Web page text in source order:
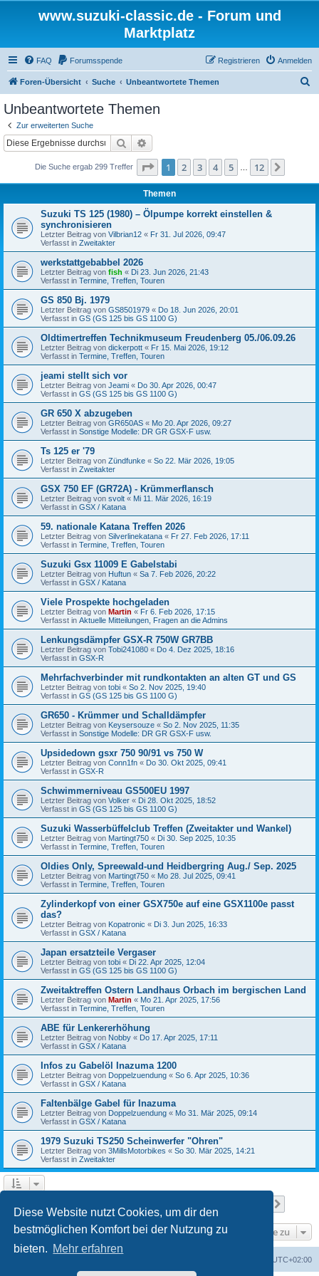
Diese Website nutzt Cookies, um dir den
bestmöglichen Komfort bei der Nutzung zu
bieten. Mehr erfahren
www.suzuki-classic.de - Forum und
Marktplatz
FAQ Forumsspende Anmelden
Registrieren
Foren-Übersicht Suche Unbeantwortete Themen
Unbeantwortete Themen
Zur erweiterten Suche
Suche
Die Suche ergab 299 Treffer Seite 1von 12
1 2 3 4 5 12
Themen
Suzuki TS 125 (1980) – Ölpumpe korrekt einstellen &
synchronisieren
Letzter Beitrag von Vilbrian12 « Fr 31. Jul 2026, 09:47
Verfasst in Zweitakter
werkstattgebabbel 2026
Letzter Beitrag von fish « Di 23. Jun 2026, 21:43
Verfasst in Termine, Treffen, Touren
GS 850 Bj. 1979
Letzter Beitrag von GS8501979 « Do 18. Jun 2026, 20:01
Verfasst in GS (GS 125 bis GS 1100 G)
Oldtimertreffen Technikmuseum Freudenberg 05./06.09.26
Letzter Beitrag von dickerpott « Fr 15. Mai 2026, 19:12
Verfasst in Termine, Treffen, Touren
jeami stellt sich vor
Letzter Beitrag von Jeami « Do 30. Apr 2026, 00:47
Verfasst in GS (GS 125 bis GS 1100 G)
GR 650 X abzugeben
Letzter Beitrag von GR650AS « Mo 20. Apr 2026, 09:27
Verfasst in Sonstige Modelle: DR GR GSX-F usw.
Ts 125 er '79
Letzter Beitrag von Zündfunke « So 22. Mär 2026, 19:05
Verfasst in Zweitakter
GSX 750 EF (GR72A) - Krümmerflansch
Letzter Beitrag von svolt « Mi 11. Mär 2026, 16:19
Verfasst in GSX / Katana
59. nationale Katana Treffen 2026
Letzter Beitrag von Silverlinekatana « Fr 27. Feb 2026, 17:11
Verfasst in Termine, Treffen, Touren
Suzuki Gsx 11009 E Gabelstabi
Letzter Beitrag von Huftun « Sa 7. Feb 2026, 20:22
Verfasst in GSX / Katana
Viele Prospekte hochgeladen
Letzter Beitrag von Martin « Fr 6. Feb 2026, 17:15
Verfasst in Aktuelle Mitteilungen, Fragen an die Admins
Lenkungsdämpfer GSX-R 750W GR7BB
Letzter Beitrag von Tobi241080 « Do 4. Dez 2025, 18:16
Verfasst in GSX-R
Mehrfachverbinder mit rundkontakten an alten GT und GS
Letzter Beitrag von tobi « So 2. Nov 2025, 19:40
Verfasst in GS (GS 125 bis GS 1100 G)
GR650 - Krümmer und Schalldämpfer
Letzter Beitrag von Keysersouze « So 2. Nov 2025, 11:35
Verfasst in Sonstige Modelle: DR GR GSX-F usw.
Upsidedown gsxr 750 90/91 vs 750 W
Letzter Beitrag von Conn1fn « Do 30. Okt 2025, 09:41
Verfasst in GSX-R
Schwimmerniveau GS500EU 1997
Letzter Beitrag von Volker « Di 28. Okt 2025, 18:52
Verfasst in GS (GS 125 bis GS 1100 G)
Suzuki Wasserbüffelclub Treffen (Zweitakter und Wankel)
Letzter Beitrag von Martingt750 « Di 30. Sep 2025, 10:35
Verfasst in Termine, Treffen, Touren
Oldies Only, Spreewald-und Heidbergring Aug./ Sep. 2025
Letzter Beitrag von Martingt750 « Mo 28. Jul 2025, 09:41
Verfasst in Termine, Treffen, Touren
Zylinderkopf von einer GSX750e auf eine GSX1100e passt
das?
Letzter Beitrag von Kopatronic « Di 3. Jun 2025, 16:33
Verfasst in GSX / Katana
Japan ersatzteile Vergaser
Letzter Beitrag von tobi « Di 22. Apr 2025, 12:04
Verfasst in GS (GS 125 bis GS 1100 G)
Zweitaktreffen Ostern Landhaus Orbach im bergischen Land
Letzter Beitrag von Martin « Mo 21. Apr 2025, 17:56
Verfasst in Termine, Treffen, Touren
ABE für Lenkererhöhung
Letzter Beitrag von Nobby « Do 17. Apr 2025, 17:11
Verfasst in GSX / Katana
Infos zu Gabelöl Inazuma 1200
Letzter Beitrag von Doppelzuendung « So 6. Apr 2025, 10:36
Verfasst in GSX / Katana
Faltenbälge Gabel für Inazuma
Letzter Beitrag von Doppelzuendung « Mo 31. Mär 2025, 09:14
Verfasst in GSX / Katana
1979 Suzuki TS250 Scheinwerfer "Ohren"
Letzter Beitrag von 3MillsMotorbikes « So 30. Mär 2025, 14:21
Verfasst in Zweitakter
Gehe zu
UTC+02:00